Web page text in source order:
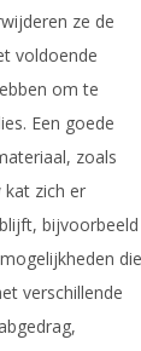
ze de
voldoende
om te
Een goede
zoals
zich er
bijvoorbeeld
die
verschillende